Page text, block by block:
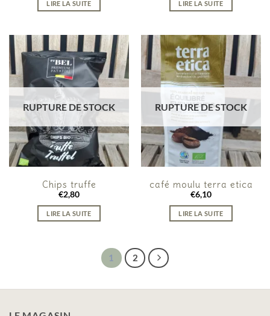
LIRE LA SUITE LIRE LA SUITE
RUPTURE DE STOCK
Chips truffe
€2,80
LIRE LA SUITE
RUPTURE DE STOCK
café moulu terra etica
€6,10
LIRE LA SUITE
1 2